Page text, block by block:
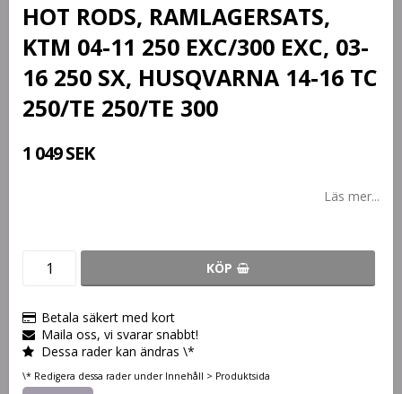
HOT RODS, RAMLAGERSATS,
KTM 04-11 250 EXC/300 EXC, 03-
16 250 SX, HUSQVARNA 14-16 TC
250/TE 250/TE 300
1 049 SEK
Läs mer...
KÖP
Betala säkert med kort
Maila oss, vi svarar snabbt!
Dessa rader kan ändras \*
\* Redigera dessa rader under Innehåll > Produktsida